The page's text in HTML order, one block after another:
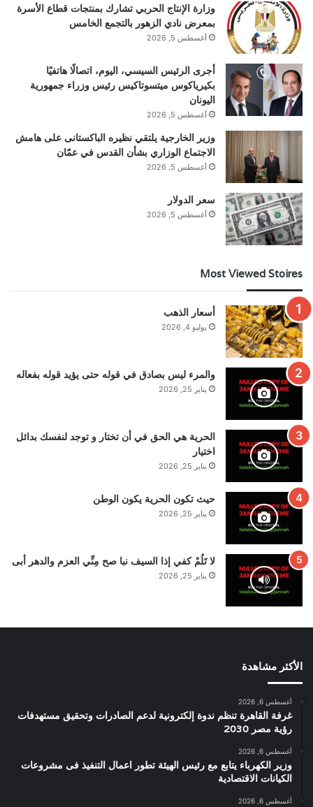
وزارة الإنتاج الحربي تشارك بمنتجات قطاع الأسرة
بمعرض نادي الزهور بالتجمع الخامس
أغسطس 5, 2026
أجرى الرئيس السيسي، اليوم، اتصالًا هاتفيًا
بكيرياكوس ميتسوتاكيس رئيس وزراء جمهورية
اليونان
أغسطس 5, 2026
وزير الخارجية يلتقي نظيره الباكستانى على هامش
الاجتماع الوزاري بشأن القدس في عمّان
أغسطس 5, 2026
سعر الدولار
أغسطس 5, 2026
Most Viewed Stoires
أسعار الذهب
يوليو 4, 2026
والمرء ليس بصادق في قوله حتى يؤيد قوله بفعاله
يناير 25, 2026
الحرية هي الحق في أن تختار و توجد لنفسك بدائل
اختيار
يناير 25, 2026
حيث تكون الحرية يكون الوطن
يناير 25, 2026
لا تَلُمْ كفي إذا السيف نبا صح مِنِّي العزم والدهر أبى
يناير 25, 2026
الأكثر مشاهدة
أغسطس 6, 2026
غرفة القاهرة تنظم ندوة إلكترونية لدعم الصادرات وتحقيق مستهدفات
رؤية مصر 2030
أغسطس 6, 2026
وزير الكهرباء يتابع مع رئيس الهيئة تطور اعمال التنفيذ فى مشروعات
الكيانات الاقتصادية
أغسطس 6, 2026